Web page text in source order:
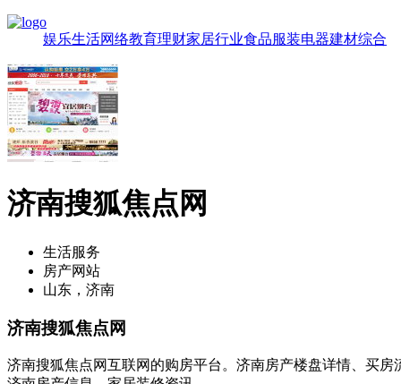
娱乐生活网络教育理财家居行业食品服装电器建材综合
济南搜狐焦点网
生活服务
房产网站
山东，济南
济南搜狐焦点网
济南搜狐焦点网互联网的购房平台。济南房产楼盘详情、买